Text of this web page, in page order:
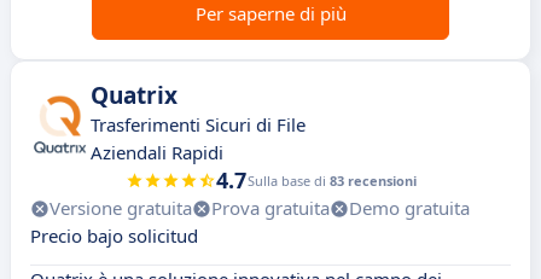
Per saperne di più
Quatrix
Trasferimenti Sicuri di File
Aziendali Rapidi
4.7Sulla base di 83 recensioni
Versione gratuita Prova gratuita
Demo gratuita
Precio bajo solicitud